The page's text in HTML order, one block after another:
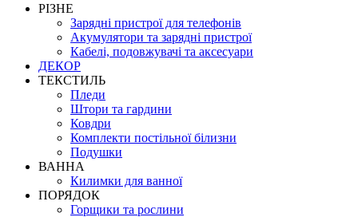
РІЗНЕ
Зарядні пристрої для телефонів
Акумулятори та зарядні пристрої
Кабелі, подовжувачі та аксесуари
ДЕКОР
ТЕКСТИЛЬ
Пледи
Штори та гардини
Ковдри
Комплекти постільної білизни
Подушки
ВАННА
Килимки для ванної
ПОРЯДОК
Горщики та рослини